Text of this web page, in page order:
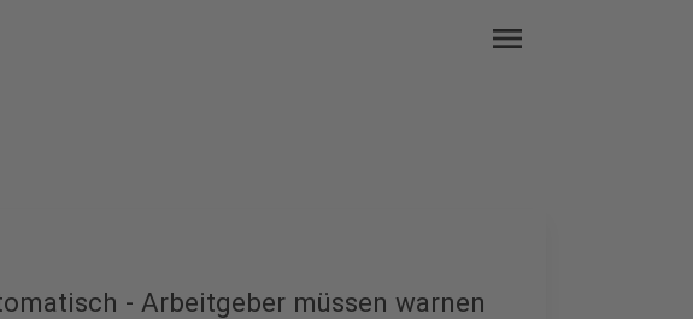
menu
- Arbeitgeber müssen warnen